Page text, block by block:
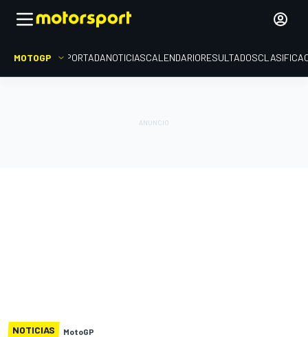
MOTOGP PORTADANOTICIASCALENDARIORESULTADOS
NOTICIAS MotoGP